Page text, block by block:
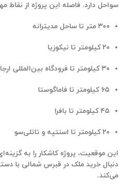
سواحل دارد. فاصله این پروژه از
۳۰۰ متر تا ساحل مدیترانه
۲۰ کیلومتر تا نیکوزیا
۳۰ کیلومتر تا فرودگاه بین‌المللی ارجان
۶۵ کیلومتر تا فاماگوستا
۴۵ کیلومتر تا بافرا
۲۰ کیلومتر تا اسنتپه و تاتلی‌سو
این موقعیت، پروژه کاشکار را به
دنبال خرید ملک در قبرس شمالی با
می‌کند.